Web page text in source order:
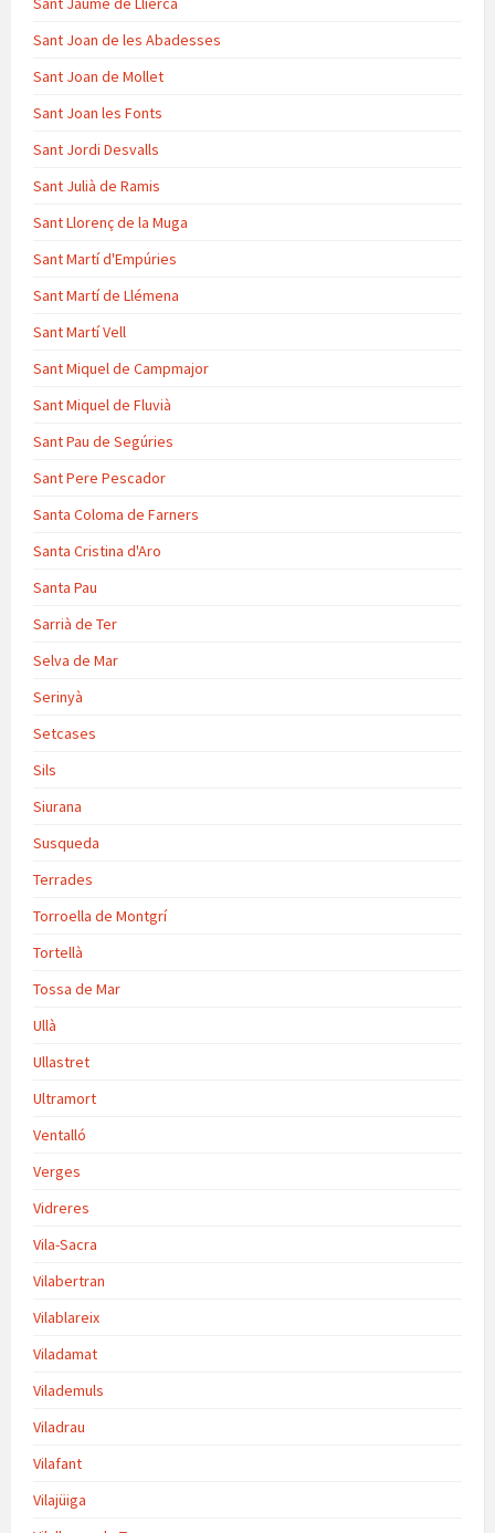
Sant Joan de les Abadesses
Sant Joan de Mollet
Sant Joan les Fonts
Sant Jordi Desvalls
Sant Julià de Ramis
Sant Llorenç de la Muga
Sant Martí d'Empúries
Sant Martí de Llémena
Sant Martí Vell
Sant Miquel de Campmajor
Sant Miquel de Fluvià
Sant Pau de Segúries
Sant Pere Pescador
Santa Coloma de Farners
Santa Cristina d'Aro
Santa Pau
Sarrià de Ter
Selva de Mar
Serinyà
Setcases
Sils
Siurana
Susqueda
Terrades
Torroella de Montgrí
Tortellà
Tossa de Mar
Ullà
Ullastret
Ultramort
Ventalló
Verges
Vidreres
Vila-Sacra
Vilabertran
Vilablareix
Viladamat
Vilademuls
Viladrau
Vilafant
Vilajüiga